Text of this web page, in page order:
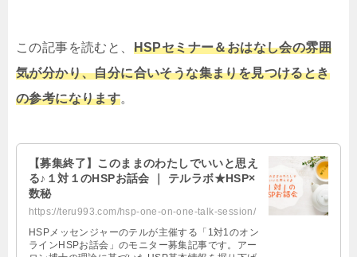
この記事を読むと、 HSPセミナー＆おはなし会の雰囲
気が分かり、自分に合いそうな集まりを見つけるとき
の参考になります。
【募集終了】このままのわたしでいいと思え
る♪１対１のHSPお話会 ｜ テルラボ★HSP×
数秘
https://teru993.com/hsp-one-on-one-talk-session/
HSPメッセンジャーのテルが主催する「1対1のオン
ラインHSPお話会」のモニター募集記事です。アー